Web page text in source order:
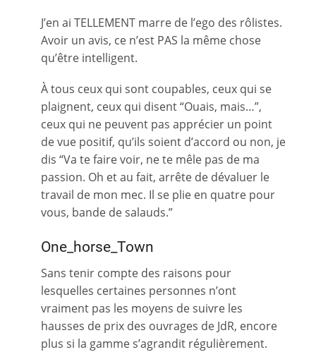
J’en ai TELLEMENT marre de l’ego des rôlistes.
Avoir un avis, ce n’est PAS la même chose
qu’être intelligent.
À tous ceux qui sont coupables, ceux qui se
plaignent, ceux qui disent “Ouais, mais…”,
ceux qui ne peuvent pas apprécier un point
de vue positif, qu’ils soient d’accord ou non, je
dis “Va te faire voir, ne te mêle pas de ma
passion. Oh et au fait, arrête de dévaluer le
travail de mon mec. Il se plie en quatre pour
vous, bande de salauds.”
One_horse_Town
Sans tenir compte des raisons pour
lesquelles certaines personnes n’ont
vraiment pas les moyens de suivre les
hausses de prix des ouvrages de JdR, encore
plus si la gamme s’agrandit régulièrement.